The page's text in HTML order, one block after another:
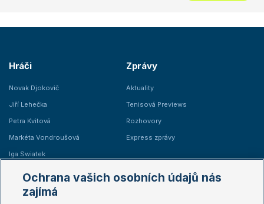
Hráči
Novak Djokovič
Jiří Lehečka
Petra Kvitová
Markéta Vondroušová
Iga Swiatek
Zprávy
Aktuality
Tenisová Previews
Rozhovory
Express zprávy
Žebříčky
Ochrana vašich osobních údajů nás
zajímá